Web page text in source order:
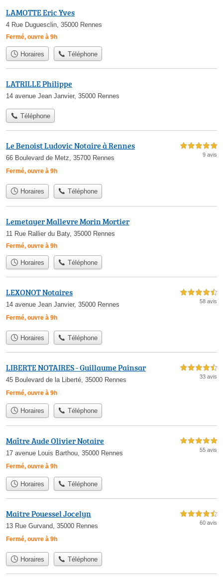
LAMOTTE Eric Yves
4 Rue Duguesclin, 35000 Rennes
Fermé, ouvre à 9h
Horaires Téléphone
LATRILLE Philippe
14 avenue Jean Janvier, 35000 Rennes
Téléphone
Le Benoist Ludovic Notaire à Rennes
66 Boulevard de Metz, 35700 Rennes
Fermé, ouvre à 9h
5,0 étoiles sur 5
9 avis
Horaires Téléphone
Lemetayer Mallevre Morin Mortier
11 Rue Rallier du Baty, 35000 Rennes
Fermé, ouvre à 9h
Horaires Téléphone
LEXONOT Notaires
14 avenue Jean Janvier, 35000 Rennes
Fermé, ouvre à 9h
4,5 étoiles sur 5
58 avis
Horaires Téléphone
LIBERTE NOTAIRES - Guillaume Painsar
45 Boulevard de la Liberté, 35000 Rennes
Fermé, ouvre à 9h
4,5 étoiles sur 5
33 avis
Horaires Téléphone
Maître Aude Olivier Notaire
17 avenue Louis Barthou, 35000 Rennes
Fermé, ouvre à 9h
5,0 étoiles sur 5
55 avis
Horaires Téléphone
Maitre Pouessel Jocelyn
13 Rue Gurvand, 35000 Rennes
Fermé, ouvre à 9h
4,5 étoiles sur 5
60 avis
Horaires Téléphone